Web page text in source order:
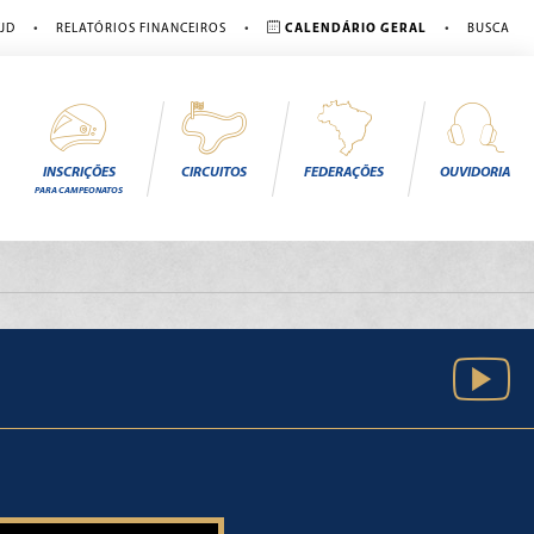
• RELATÓRIOS FINANCEIROS • CALENDÁRIO GERAL • BUSCA
INSCRIÇÕES
PARA CAMPEONATOS
CIRCUITOS FEDERAÇÕES OUVIDORIA